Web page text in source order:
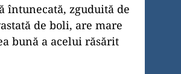
întunecată, zguduită de
de boli, are mare
bună a acelui răsărit